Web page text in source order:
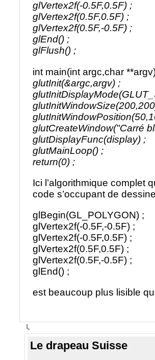
glVertex2f(-0.5F,0.5F) ;
glVertex2f(0.5F,0.5F) ;
glVertex2f(0.5F,-0.5F) ;
glEnd() ;
glFlush() ;
int main(int argc,char
glutInit(&argc,argv) ;
glutCreateWindow("Carré
glutDisplayFunc(display) ;
glutMainLoop() ;
return(0) ;
Ici l’algorithmique complet
code s’occupant de
glBegin(GL_POLYGON) ;
glVertex2f(-0.5F,-0.5F) ;
glVertex2f(-0.5F,0.5F) ;
glVertex2f(0.5F,0.5F) ;
glVertex2f(0.5F,-0.5F) ;
glEnd() ;
est beaucoup plus lisible
Le drapeau Suisse